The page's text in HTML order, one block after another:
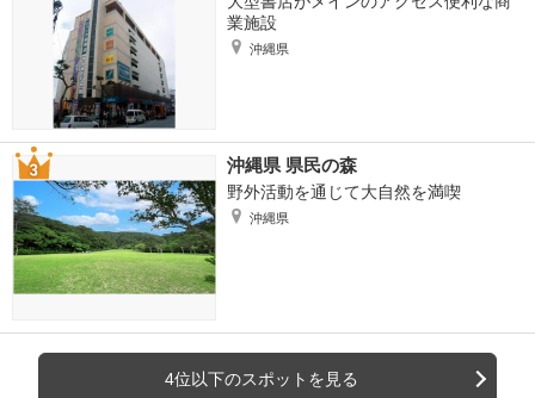
業施設
沖縄県
沖縄県 県民の森
野外活動を通じて大自然を満喫
沖縄県
4位以下のスポットを見る